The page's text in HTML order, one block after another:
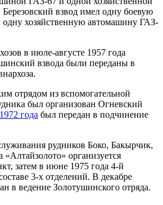
взвод имел одну боевую
хозяйственную автомашину ГАЗ-
в июле-августе 1957 года
взвода были переданы в
отрядом из вспомогательной
был организован Огневский
1972 года был передан в подчинение
рудников Боко, Бакырчик,
организуется
затем в июне 1975 года 4-й
3-х отделений. В декабре
в ведение Золотушинского отряда.